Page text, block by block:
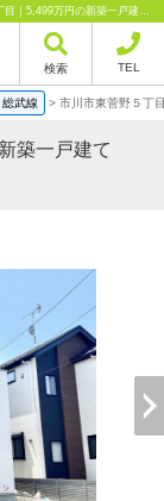
市川市東菅野５丁目 １期 新築一戸建て 全１棟 千葉県市川市東菅野5丁目｜5,499万円の新築一戸建て｜分譲住宅や新築物件｜エムイーPLUS城東株式会社
検索 TEL
総武線 > 市川市東菅野５
築一戸建て